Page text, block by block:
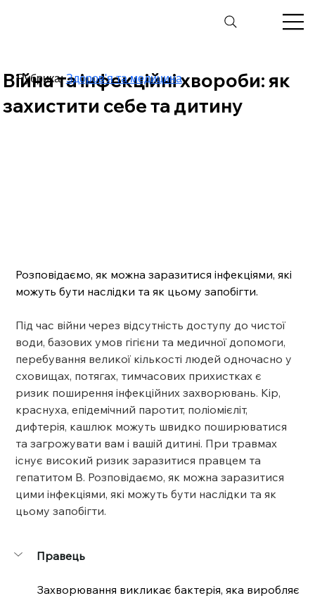
Війна та інфекційні хвороби: як
захистити себе та дитину
Розповідаємо, як можна заразитися інфекціями, які
можуть бути наслідки та як цьому запобігти.
Під час війни через відсутність доступу до чистої
води, базових умов гігієни та медичної допомоги,
перебування великої кількості людей одночасно у
сховищах, потягах, тимчасових прихистках є
ризик поширення інфекційних захворювань. Кір,
краснуха, епідемічний паротит, поліомієліт,
дифтерія, кашлюк можуть швидко поширюватися
та загрожувати вам і вашій дитині. При травмах
існує високий ризик заразитися правцем та
гепатитом В. Розповідаємо, як можна заразитися
цими інфекціями, які можуть бути наслідки та як
цьому запобігти.
Правець
Захворювання викликає бактерія, яка виробляє
Рубрика:Здоров'я та медицина